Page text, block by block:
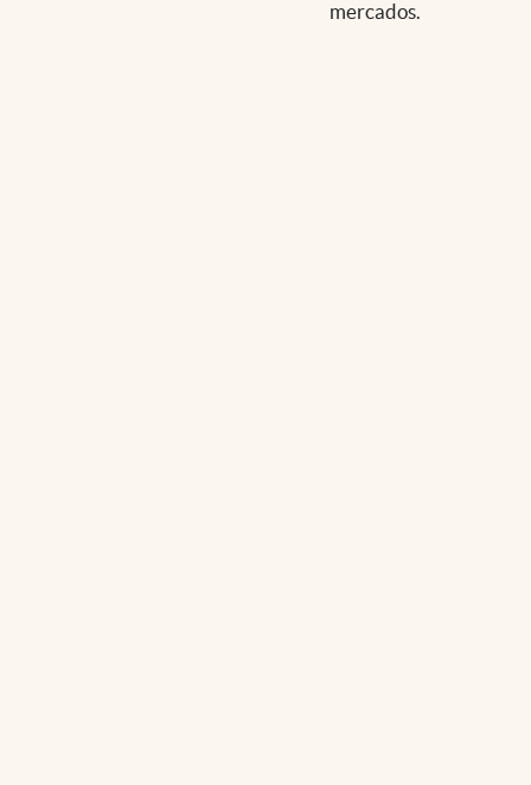
mercados.